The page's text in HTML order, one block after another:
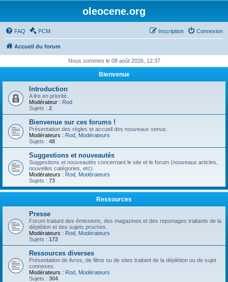
oleocene.org
FAQ PCM Connexion
Inscription
Accueil du forum
Nous sommes le 08 août 2026, 12:37
Bienvenue
Introduction
A lire en priorité.
Modérateur : Rod
Sujets : 2
Bienvenue sur ces forums !
Présentation des règles et accueil des nouveaux venus.
Modérateurs : Rod Modérateurs
Sujets : 48
Suggestions et nouveautés
Suggestions et nouveautés concernant le site et le forum (nouveaux articles,
nouvelles catégories, etc).
Modérateurs : Rod Modérateurs
Sujets : 73
Ressources
Presse
Forum traitant des émissions, des magazines et des reportages traitants de la
déplétion et des sujets proches.
Modérateurs : Rod Modérateurs
Sujets : 172
Ressources diverses
Présentation de livres, de films ou de sites traitant de la déplétion ou de sujet
connexes.
Modérateurs : Rod Modérateurs
Sujets : 304